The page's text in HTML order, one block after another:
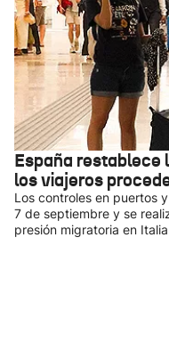
España restablece
los viajeros
Los controles en puertos
7 de septiembre y se
presión migratoria en